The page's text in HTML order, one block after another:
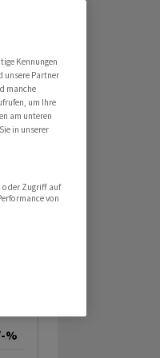
%
Kennungen
unsere Partner
manche
um Ihre
am unteren
in unserer
oder Zugriff auf
von